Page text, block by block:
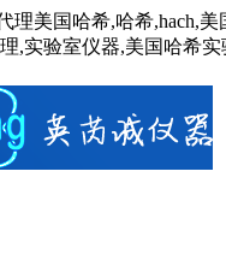
理美国哈希,哈希,hach,美
,实验室仪器,美国哈希